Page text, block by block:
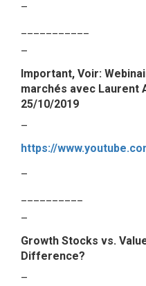
–
–
Important, Voir:
marchés avec Laurent
25/10/2019
–
https://
–
–
Growth Stocks vs.
Difference?
–